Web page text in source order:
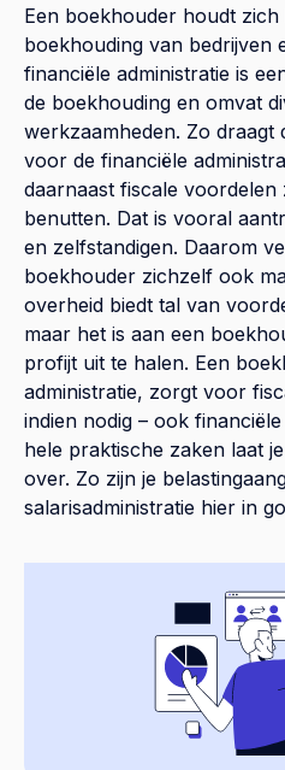
Een boekhouder houdt zich
boekhouding van bedrijven
financiële administratie is
de boekhouding en omvat
werkzaamheden. Zo
voor de financiële
daarnaast fiscale voordelen
benutten. Dat is vooral
en zelfstandigen. Daarom
boekhouder zichzelf ook
overheid biedt tal van
maar het is aan een
profijt uit te halen. Een
administratie, zorgt voor
indien nodig – ook
hele praktische zaken laat
over. Zo zijn je
salarisadministratie hier in